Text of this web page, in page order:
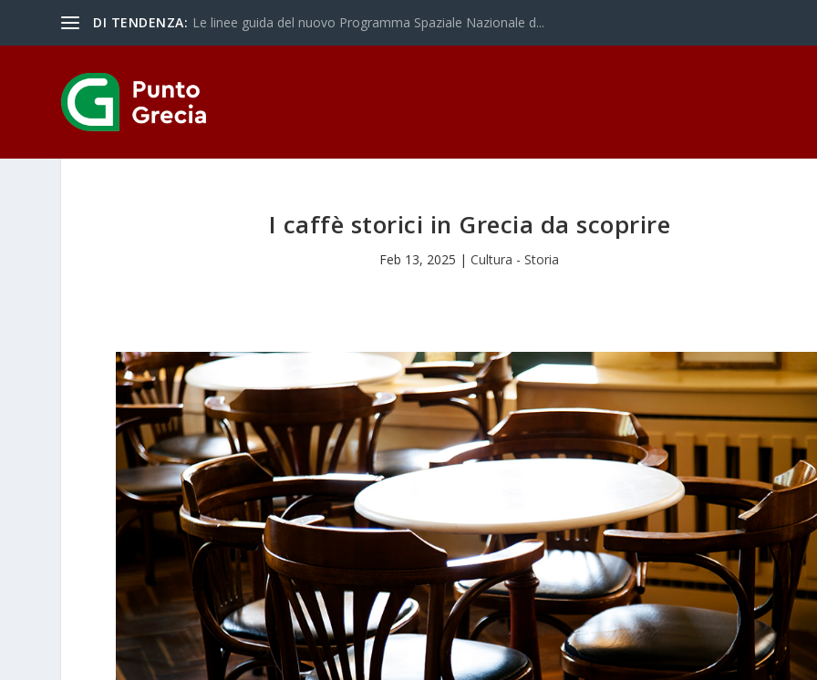
DI TENDENZA: Le linee guida del nuovo Programma Spaziale Nazionale d...
I caffè storici in Grecia da scoprire
Feb 13, 2025 |Cultura - Storia